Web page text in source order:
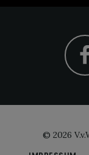
© 2026